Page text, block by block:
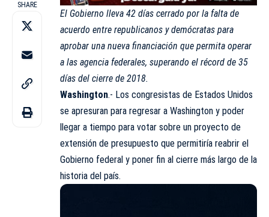
SHARE
El Gobierno lleva 42 días cerrado por la falta de
acuerdo entre republicanos y demócratas para
aprobar una nueva financiación que permita operar
a las agencia federales, superando el récord de 35
días del cierre de 2018.
Washington.- Los congresistas de Estados Unidos
se apresuran para regresar a Washington y poder
llegar a tiempo para votar sobre un proyecto de
extensión de presupuesto que permitiría reabrir el
Gobierno federal y poner fin al cierre más largo de la
historia del país.